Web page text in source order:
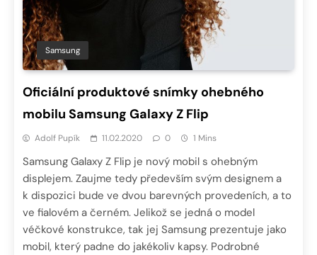
Samsung
Oficiální produktové snímky ohebného
mobilu Samsung Galaxy Z Flip
Adolf Pupík 11.02.2020 0 1 Mins
Samsung Galaxy Z Flip je nový mobil s ohebným
displejem. Zaujme tedy především svým designem a
k dispozici bude ve dvou barevných provedeních, a to
ve fialovém a černém. Jelikož se jedná o model
véčkové konstrukce, tak jej Samsung prezentuje jako
mobil, který padne do jakékoliv kapsy. Podrobné